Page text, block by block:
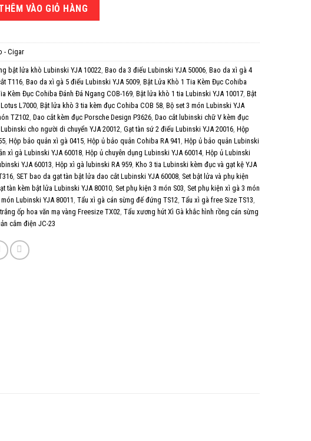
RA 941 số lượng
VÀO GIỎ HÀNG
- Cigar
bật lửa khò Lubinski YJA 10022, Bao da 3 điếu Lubinski YJA 50006, Bao da xì gà 4
T116, Bao da xì gà 5 điếu Lubinski YJA 5009, Bật Lửa Khò 1 Tia Kèm Đục Cohiba
Kèm Đục Cohiba Đánh Đá Ngang COB-169, Bật lửa khò 1 tia Lubinski YJA 10017, Bật
L7000, Bật lửa khò 3 tia kèm đục Cohiba COB 58, Bộ set 3 món Lubinski YJA
TZ102, Dao cắt kèm đục Porsche Design P3626, Dao cắt lubinski chữ V kèm đục
cho người di chuyển YJA 20012, Gạt tàn sứ 2 điếu Lubinski YJA 20016, Hộp
, Hộp bảo quản xì gà 0415, Hộp ủ bảo quản Cohiba RA 941 , Hộp ủ bảo quản Lubinski
xì gà Lubinski YJA 60018, Hộp ủ chuyên dụng Lubinski YJA 60014, Hộp ủ Lubinski
YJA 60013, Hộp xì gà lubinski RA 959, Kho 3 tia Lubinski kèm đục và gạt kệ YJA
, SET bao da gạt tàn bật lửa dao cắt Lubinski YJA 60008, Set bật lửa và phụ kiện
tàn kèm bật lửa Lubinski YJA 80010, Set phụ kiện 3 món S03, Set phụ kiện xì gà 3 món
Lubinski YJA 80011 , Tẩu xì gà cán sừng đế đứng TS12, Tẩu xì gà free Size TS13,
ốp hoa văn mạ vàng Freesize TX02, Tẩu xương hút Xì Gà khắc hình rồng cán sừng
cắm điện JC-23